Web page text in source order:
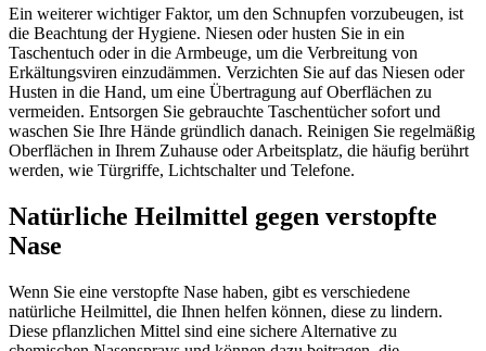
Ein weiterer wichtiger Faktor, um den Schnupfen vorzubeugen, ist
die Beachtung der Hygiene. Niesen oder husten Sie in ein
Taschentuch oder in die Armbeuge, um die Verbreitung von
Erkältungsviren einzudämmen. Verzichten Sie auf das Niesen oder
Husten in die Hand, um eine Übertragung auf Oberflächen zu
vermeiden. Entsorgen Sie gebrauchte Taschentücher sofort und
waschen Sie Ihre Hände gründlich danach. Reinigen Sie regelmäßig
Oberflächen in Ihrem Zuhause oder Arbeitsplatz, die häufig berührt
werden, wie Türgriffe, Lichtschalter und Telefone.
Natürliche Heilmittel gegen verstopfte
Nase
Wenn Sie eine verstopfte Nase haben, gibt es verschiedene
natürliche Heilmittel, die Ihnen helfen können, diese zu lindern.
Diese pflanzlichen Mittel sind eine sichere Alternative zu